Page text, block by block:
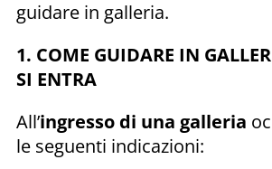
guidare in galleria.
1. COME GUIDARE IN
SI ENTRA
All’ingresso di una galleria
le seguenti indicazioni: